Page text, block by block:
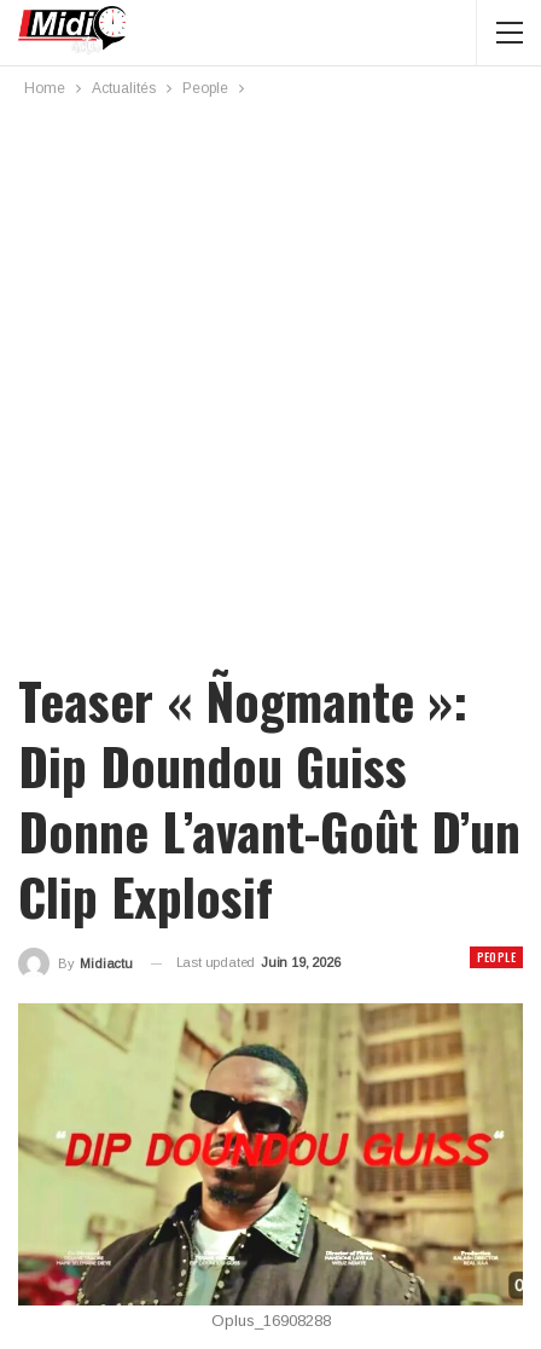
Home Actualités People
Teaser « Ñogmante »:
Dip Doundou Guiss
Donne L’avant-Goût D’un
Clip Explosif
PEOPLE
By Midiactu Last updated Juin 19, 2026
Oplus_16908288